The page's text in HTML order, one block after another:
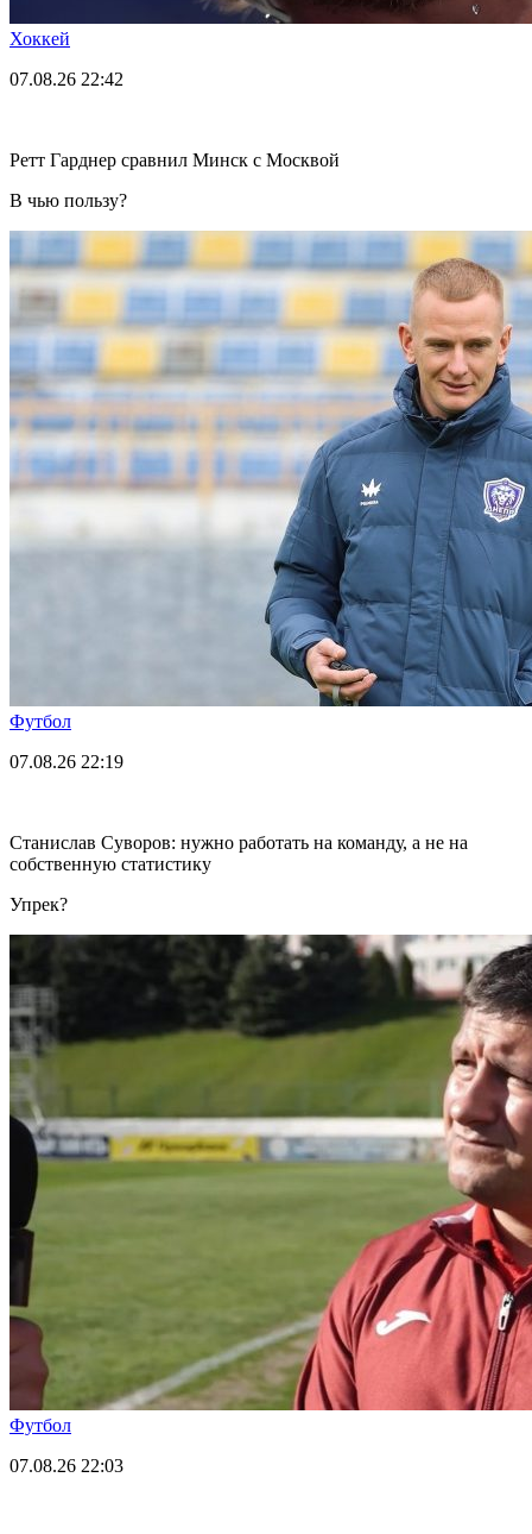
Хоккей
07.08.26 22:42
Ретт Гарднер сравнил Минск с Москвой
В чью пользу?
Футбол
07.08.26 22:19
Станислав Суворов: нужно работать на команду, а не на
собственную статистику
Упрек?
Футбол
07.08.26 22:03